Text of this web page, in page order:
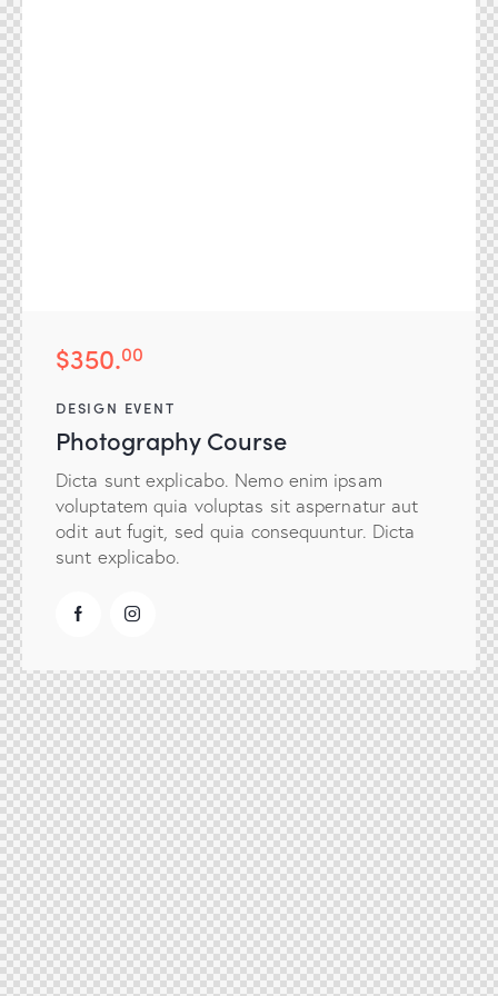
$350.00
DESIGN EVENT
Photography Course
Dicta sunt explicabo. Nemo enim ipsam
voluptatem quia voluptas sit aspernatur aut
odit aut fugit, sed quia consequuntur. Dicta
sunt explicabo.